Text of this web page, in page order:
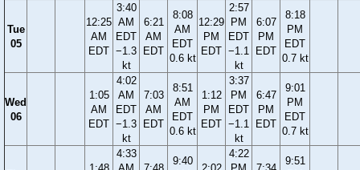
Tue
05
12:25
AM
EDT
3:40
AM
EDT
−1.3
kt
6:21
AM
EDT
8:08
AM
EDT
0.6 kt
12:29
PM
EDT
2:57
PM
EDT
−1.1
kt
6:07
PM
EDT
8:18
PM
EDT
0.7 kt
Wed
06
1:05
AM
EDT
4:02
AM
EDT
−1.3
kt
7:03
AM
EDT
8:51
AM
EDT
0.6 kt
1:12
PM
EDT
3:37
PM
EDT
−1.1
kt
6:47
PM
EDT
9:01
PM
EDT
0.7 kt
4:33
9:40
4:22
9:51